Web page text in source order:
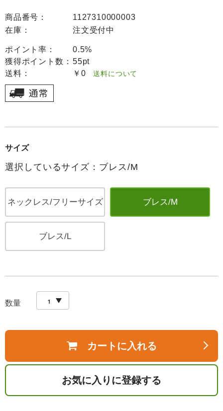
商品番号：
1127310000003
在庫：
注文受付中
ポイント率：
0.5%
獲得ポイント数： 55pt
送料：
￥0 送料について
サイズ
選択しているサイズ：ブレス/M
ネックレス/フリーサイズ ブレス/M
ブレス/L
数量
カートに入れる
お気に入りに登録する